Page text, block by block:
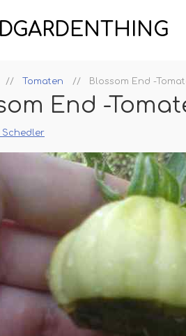
Tomaten Blossom End -
End -
Schedler